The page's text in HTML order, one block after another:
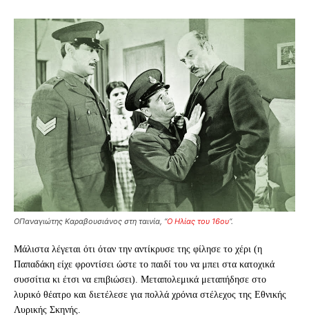
ΟΠαναγιώτης Καραβουσιάνος στη ταινία, “Ο Ηλίας του 16ου“.
Μάλιστα λέγεται ότι όταν την αντίκρυσε της φίλησε το χέρι (η
Παπαδάκη είχε φροντίσει ώστε το παιδί του να μπει στα κατοχικά
συσσίτια κι έτσι να επιβιώσει). Μεταπολεμικά μεταπήδησε στο
λυρικό θέατρο και διετέλεσε για πολλά χρόνια στέλεχος της Εθνικής
Λυρικής Σκηνής.